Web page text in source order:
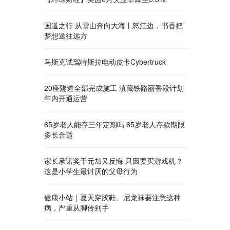
国道之行 从雪山奔向大海丨怒江边，书香把
梦想送往远方
马斯克试驾特斯拉电动皮卡Cybertruck
20座隧道全部完成施工 滇藏铁路丽香段计划
年内开通运营
65岁老人能存三年定期吗 65岁老人存款期限
多长合适
家长承诺奖千元却又反悔 只因要买游戏机？
这是小学生最讨厌的父母行为
健康小站｜夏天穿胶鞋、尼龙袜要注意这种
病，严重从脚传到手